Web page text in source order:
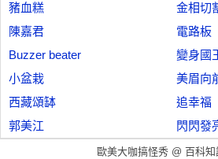
豬血糕
金相切
陳嘉君
電路板
Buzzer beater
變身國
小盆栽
美眉向
西藏頌缽
追幸福
郭美江
閃閃發
歐美大咖搞怪秀 @ 百科知